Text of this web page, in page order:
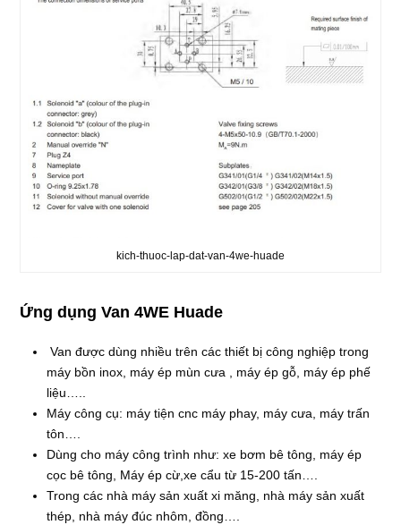
kich-thuoc-lap-dat-van-4we-huade
Ứng dụng Van 4WE Huade
Van được dùng nhiều trên các thiết bị công nghiệp trong
máy bồn inox, máy ép mùn cưa , máy ép gỗ, máy ép phế
liệu…..
Máy công cụ: máy tiện cnc máy phay, máy cưa, máy trấn
tôn….
Dùng cho máy công trình như: xe bơm bê tông, máy ép
cọc bê tông, Máy ép cừ,xe cẩu từ 15-200 tấn….
Trong các nhà máy sản xuất xi măng, nhà máy sản xuất
thép, nhà máy đúc nhôm, đồng….